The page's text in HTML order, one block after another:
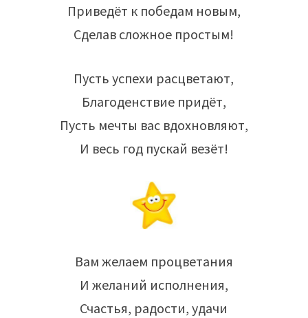
Приведёт к победам новым,
Сделав сложное простым!
Пусть успехи расцветают,
Благоденствие придёт,
Пусть мечты вас вдохновляют,
И весь год пускай везёт!
Вам желаем процветания
И желаний исполнения,
Счастья, радости, удачи